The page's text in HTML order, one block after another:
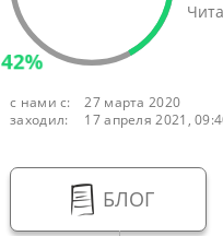
42%
с нами с:
27 марта 2020
заходил:
17 апреля 2021,
БЛОГ